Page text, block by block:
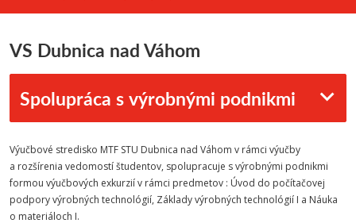
VS Dubnica nad Váhom
Spolupráca s výrobnými podnikmi
Výučbové stredisko MTF STU Dubnica nad Váhom v rámci výučby
a rozšírenia vedomostí študentov, spolupracuje s výrobnými podnikmi
formou výučbových exkurzií v rámci predmetov : Úvod do počítačovej
podpory výrobných technológií, Základy výrobných technológií I a Náuka
o materiáloch I.